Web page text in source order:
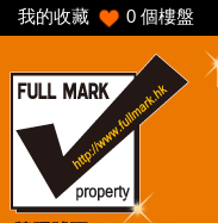
我的收藏 0 個樓盤